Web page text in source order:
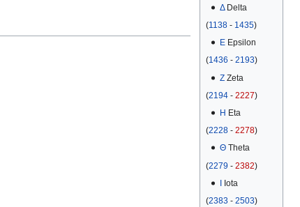
ΔDelta
(1138 - 1435)
ΕEpsilon
(1436 - 2193)
ΖZeta
(2194 - 2227)
Η Eta
(2228 - 2278)
ΘTheta
(2279 - 2382)
Iota
(2383 - 2503)